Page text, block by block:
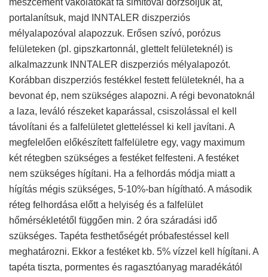
mészcement vakolatokat fa simítóval dörzsöljük át,
portalanítsuk, majd INNTALER diszperziós
mélyalapozóval alapozzuk. Erősen szívó, porózus
felületeken (pl. gipszkartonnál, glettelt felületeknél) is
alkalmazzunk INNTALER diszperziós mélyalapozót.
Korábban diszperziós festékkel festett felületeknél, ha a
bevonat ép, nem szükséges alapozni. A régi bevonatoknál
a laza, leváló részeket kaparással, csiszolással el kell
távolítani és a falfelületet gletteléssel ki kell javítani. A
megfelelően előkészített falfelületre egy, vagy maximum
két rétegben szükséges a festéket felfesteni. A festéket
nem szükséges hígítani. Ha a felhordás módja miatt a
hígítás mégis szükséges, 5-10%-ban hígítható. A második
réteg felhordása előtt a helyiség és a falfelület
hőmérsékletétől függően min. 2 óra száradási idő
szükséges. Tapéta festhetőségét próbafestéssel kell
meghatározni. Ekkor a festéket kb. 5% vízzel kell hígítani. A
tapéta tiszta, pormentes és ragasztóanyag maradékától